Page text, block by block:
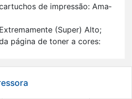
de im­pressão: Ama­
(Super) Alto;
pá­gina de toner a cores: